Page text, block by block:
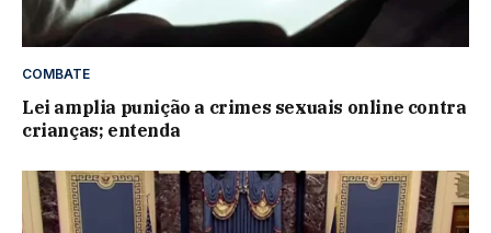
COMBATE
Lei amplia punição a crimes sexuais online contra
crianças; entenda